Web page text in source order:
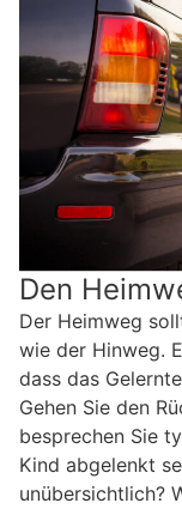
Den
Der Heimweg
wie der Hinweg.
dass das
Gehen Sie den
besprechen Sie
Kind abgelenkt
unübersichtlich?